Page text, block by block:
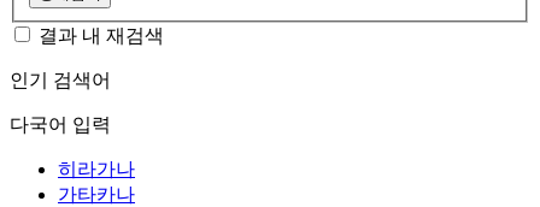
결과 내 재검색
인기 검색어
다국어 입력
히라가나
가타카나